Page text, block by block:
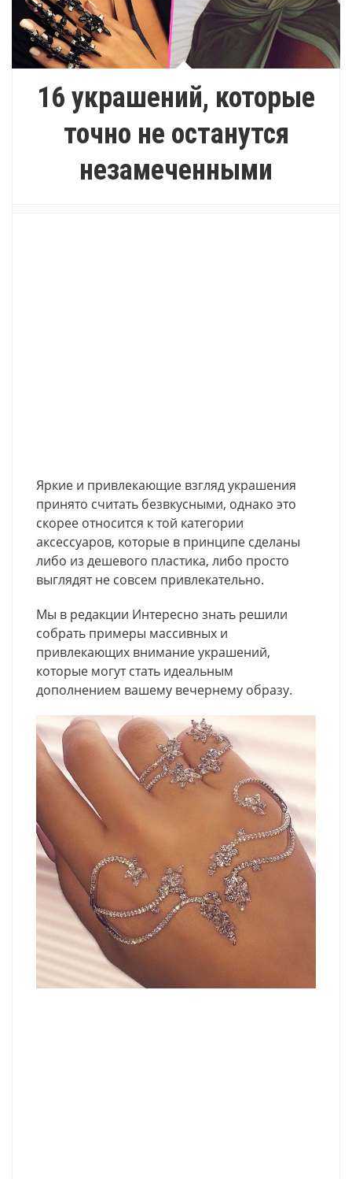
16 украшений, которые
точно не останутся
незамеченными
Яркие и привлекающие взгляд украшения
принято считать безвкусными, однако это
скорее относится к той категории
аксессуаров, которые в принципе сделаны
либо из дешевого пластика, либо просто
выглядят не совсем привлекательно.
Мы в редакции Интересно знать решили
собрать примеры массивных и
привлекающих внимание украшений,
которые могут стать идеальным
дополнением вашему вечернему образу.